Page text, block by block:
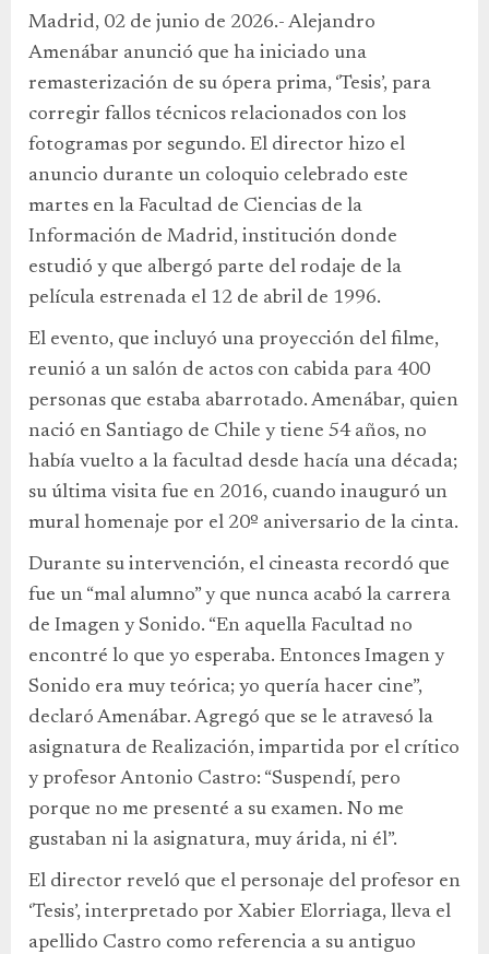
Madrid, 02 de junio de 2026.- Alejandro
Amenábar anunció que ha iniciado una
remasterización de su ópera prima, ‘Tesis’, para
corregir fallos técnicos relacionados con los
fotogramas por segundo. El director hizo el
anuncio durante un coloquio celebrado este
martes en la Facultad de Ciencias de la
Información de Madrid, institución donde
estudió y que albergó parte del rodaje de la
película estrenada el 12 de abril de 1996.
El evento, que incluyó una proyección del filme,
reunió a un salón de actos con cabida para 400
personas que estaba abarrotado. Amenábar, quien
nació en Santiago de Chile y tiene 54 años, no
había vuelto a la facultad desde hacía una década;
su última visita fue en 2016, cuando inauguró un
mural homenaje por el 20º aniversario de la cinta.
Durante su intervención, el cineasta recordó que
fue un “mal alumno” y que nunca acabó la carrera
de Imagen y Sonido. “En aquella Facultad no
encontré lo que yo esperaba. Entonces Imagen y
Sonido era muy teórica; yo quería hacer cine”,
declaró Amenábar. Agregó que se le atravesó la
asignatura de Realización, impartida por el crítico
y profesor Antonio Castro: “Suspendí, pero
porque no me presenté a su examen. No me
gustaban ni la asignatura, muy árida, ni él”.
El director reveló que el personaje del profesor en
‘Tesis’, interpretado por Xabier Elorriaga, lleva el
apellido Castro como referencia a su antiguo